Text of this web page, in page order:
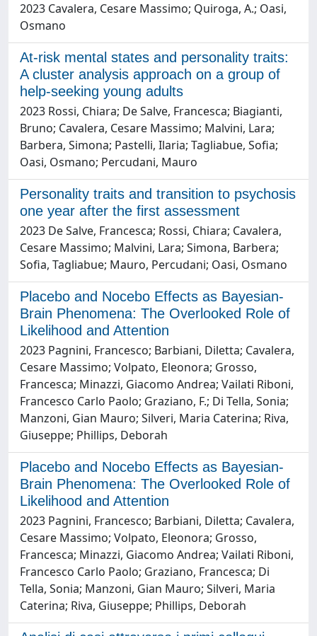
2023 Cavalera, Cesare Massimo; Quiroga, A.; Oasi,
Osmano
At-risk mental states and personality traits:
A cluster analysis approach on a group of
help-seeking young adults
2023 Rossi, Chiara; De Salve, Francesca; Biagianti,
Bruno; Cavalera, Cesare Massimo; Malvini, Lara;
Barbera, Simona; Pastelli, Ilaria; Tagliabue, Sofia;
Oasi, Osmano; Percudani, Mauro
Personality traits and transition to psychosis
one year after the first assessment
2023 De Salve, Francesca; Rossi, Chiara; Cavalera,
Cesare Massimo; Malvini, Lara; Simona, Barbera;
Sofia, Tagliabue; Mauro, Percudani; Oasi, Osmano
Placebo and Nocebo Effects as Bayesian-
Brain Phenomena: The Overlooked Role of
Likelihood and Attention
2023 Pagnini, Francesco; Barbiani, Diletta; Cavalera,
Cesare Massimo; Volpato, Eleonora; Grosso,
Francesca; Minazzi, Giacomo Andrea; Vailati Riboni,
Francesco Carlo Paolo; Graziano, F.; Di Tella, Sonia;
Manzoni, Gian Mauro; Silveri, Maria Caterina; Riva,
Giuseppe; Phillips, Deborah
Placebo and Nocebo Effects as Bayesian-
Brain Phenomena: The Overlooked Role of
Likelihood and Attention
2023 Pagnini, Francesco; Barbiani, Diletta; Cavalera,
Cesare Massimo; Volpato, Eleonora; Grosso,
Francesca; Minazzi, Giacomo Andrea; Vailati Riboni,
Francesco Carlo Paolo; Graziano, Francesca; Di
Tella, Sonia; Manzoni, Gian Mauro; Silveri, Maria
Caterina; Riva, Giuseppe; Phillips, Deborah